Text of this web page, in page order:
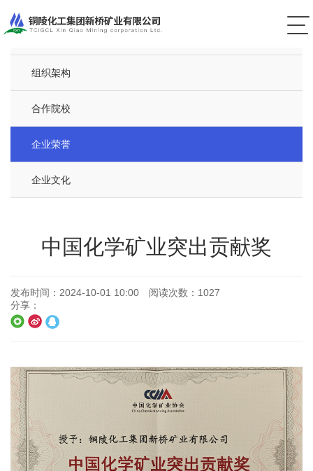
组织架构
合作院校
企业荣誉
企业文化
中国化学矿业突出贡献奖
发布时间： 2024-10-01 10:00 阅读次数： 1027
分享：